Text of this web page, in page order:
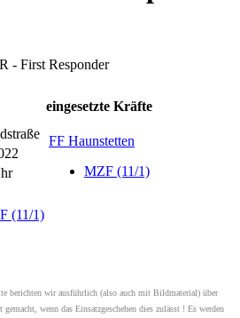
- First Responder
eingesetzte Kräfte
FF Haunstetten
MZF (11/1)
berichten wir ausführlich (also auch mit Bildmaterial) über
wenn das Einsatzgeschehen dies zulässt ! Es werden